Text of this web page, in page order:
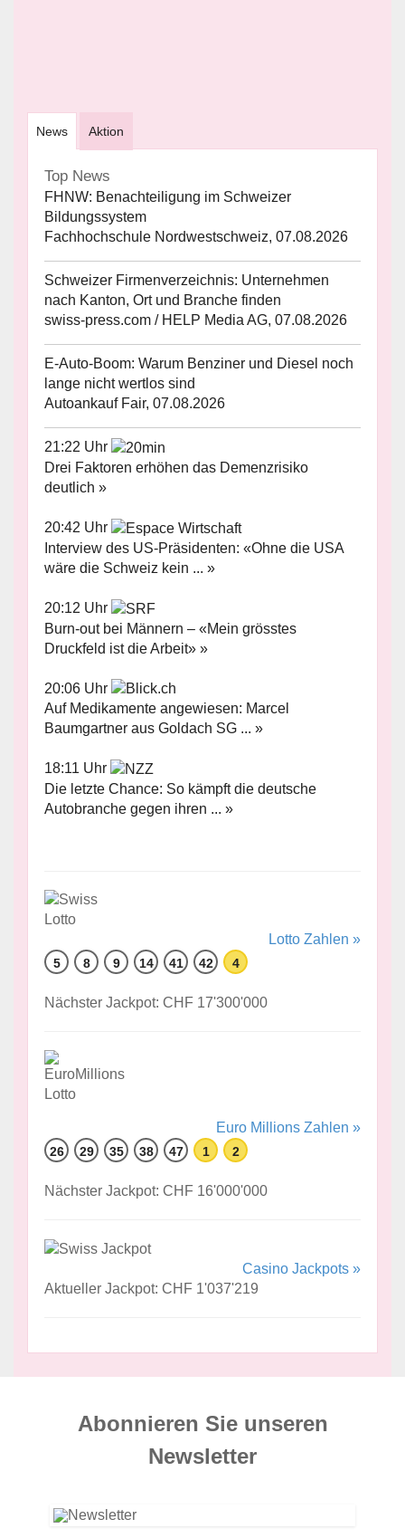
News Aktion
Top News
FHNW: Benachteiligung im Schweizer
Bildungssystem
Fachhochschule Nordwestschweiz, 07.08.2026
Schweizer Firmenverzeichnis: Unternehmen
nach Kanton, Ort und Branche finden
swiss-press.com / HELP Media AG, 07.08.2026
E-Auto-Boom: Warum Benziner und Diesel noch
lange nicht wertlos sind
Autoankauf Fair, 07.08.2026
21:22 Uhr
Drei Faktoren erhöhen das Demenzrisiko
deutlich »
20:42 Uhr
Interview des US-Präsidenten: «Ohne die USA
wäre die Schweiz kein ... »
20:12 Uhr
Burn-out bei Männern – «Mein grösstes
Druckfeld ist die Arbeit» »
20:06 Uhr
Auf Medikamente angewiesen: Marcel
Baumgartner aus Goldach SG ... »
18:11 Uhr
Die letzte Chance: So kämpft die deutsche
Autobranche gegen ihren ... »
Lotto Zahlen »
5 8 9 14 41 42 4
Nächster Jackpot: CHF 17'300'000
Euro Millions Zahlen »
26 29 35 38 47 1 2
Nächster Jackpot: CHF 16'000'000
Casino Jackpots »
Aktueller Jackpot: CHF 1'037'219
Abonnieren Sie unseren
News­letter